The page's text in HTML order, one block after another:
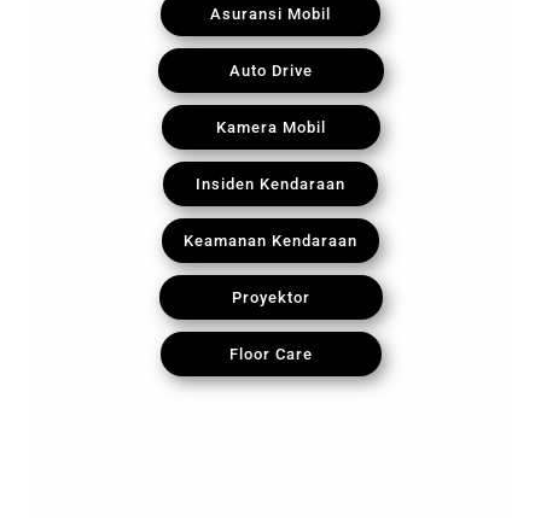
Asuransi Mobil
Auto Drive
Kamera Mobil
Insiden Kendaraan
Keamanan Kendaraan
Proyektor
Floor Care